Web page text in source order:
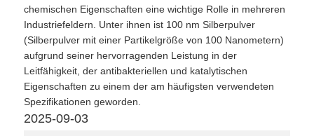
chemischen Eigenschaften eine wichtige Rolle in mehreren
Industriefeldern. Unter ihnen ist 100 nm Silberpulver
(Silberpulver mit einer Partikelgröße von 100 Nanometern)
aufgrund seiner hervorragenden Leistung in der
Leitfähigkeit, der antibakteriellen und katalytischen
Eigenschaften zu einem der am häufigsten verwendeten
Spezifikationen geworden.
2025-09-03